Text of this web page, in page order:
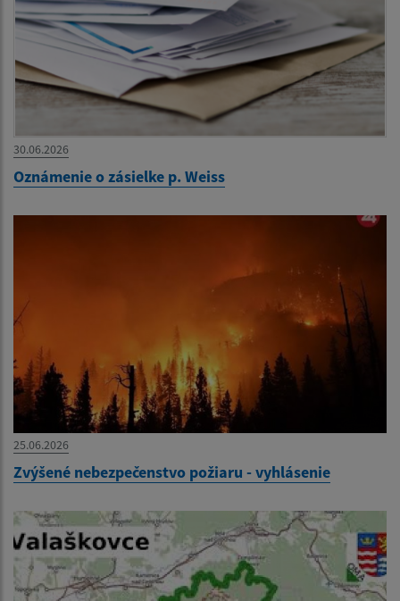
30.06.2026
Oznámenie o zásielke p. Weiss
25.06.2026
Zvýšené nebezpečenstvo požiaru - vyhlásenie